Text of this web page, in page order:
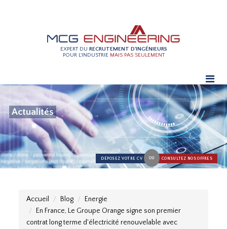
EXPERT DU RECRUTEMENT D'INGÉNIEURS
POUR L'INDUSTRIE MAIS PAS SEULEMENT
Actualités
DÉPOSEZ VOTRE CV OU CONSULTEZ NOS OFFRES
Accueil Blog
Energie
En France, Le Groupe Orange signe son premier
contrat long terme d'électricité renouvelable avec